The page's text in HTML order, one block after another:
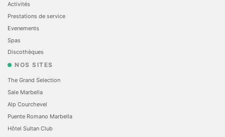
Activités
Prestations de service
Evеnements
Spas
Discothèques
NOS SITES
The Grand Selection
Sale Marbella
Alp Courchevel
Puente Romano Marbella
Hôtel Sultan Club